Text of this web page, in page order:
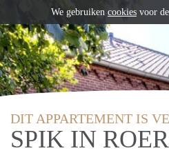
DIT APPARTEMENT IS
SPIK IN
We gebruiken cookies voor